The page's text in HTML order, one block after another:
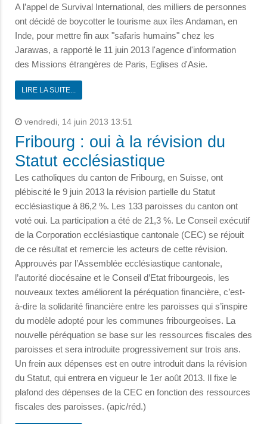
A l’appel de Survival International, des milliers de personnes
ont décidé de boycotter le tourisme aux îles Andaman, en
Inde, pour mettre fin aux "safaris humains" chez les
Jarawas, a rapporté le 11 juin 2013 l'agence d'information
des Missions étrangères de Paris, Eglises d'Asie.
LIRE LA SUITE...
vendredi, 14 juin 2013 13:51
Fribourg : oui à la révision du
Statut ecclésiastique
Les catholiques du canton de Fribourg, en Suisse, ont
plébiscité le 9 juin 2013 la révision partielle du Statut
ecclésiastique à 86,2 %. Les 133 paroisses du canton ont
voté oui. La participation a été de 21,3 %. Le Conseil exécutif
de la Corporation ecclésiastique cantonale (CEC) se réjouit
de ce résultat et remercie les acteurs de cette révision.
Approuvés par l’Assemblée ecclésiastique cantonale,
l’autorité diocésaine et le Conseil d’Etat fribourgeois, les
nouveaux textes améliorent la péréquation financière, c’est-
à-dire la solidarité financière entre les paroisses qui s’inspire
du modèle adopté pour les communes fribourgeoises. La
nouvelle péréquation se base sur les ressources fiscales des
paroisses et sera introduite progressivement sur trois ans.
Un frein aux dépenses est en outre introduit dans la révision
du Statut, qui entrera en vigueur le 1er août 2013. Il fixe le
plafond des dépenses de la CEC en fonction des ressources
fiscales des paroisses. (apic/réd.)